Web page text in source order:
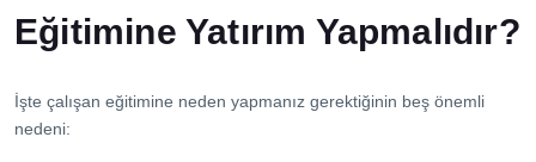
Eğitimine Yatırım Yapmalıdır?
İşte çalışan eğitimine neden yapmanız gerektiğinin beş önemli
nedeni: